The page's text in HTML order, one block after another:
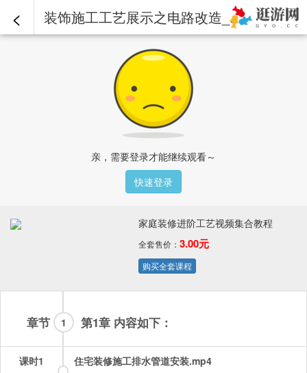
< 装饰施工工艺展示之电路改造_1..mp4 - 家庭装修进阶工艺视频集合教程
亲，需要登录才能继续观看～
快速登录
家庭装修进阶工艺视频集合教程
全套售价： 3.00元
购买全套课程
章节 第1章 内容如下：
1
课时1 住宅装修施工排水管道安装.mp4